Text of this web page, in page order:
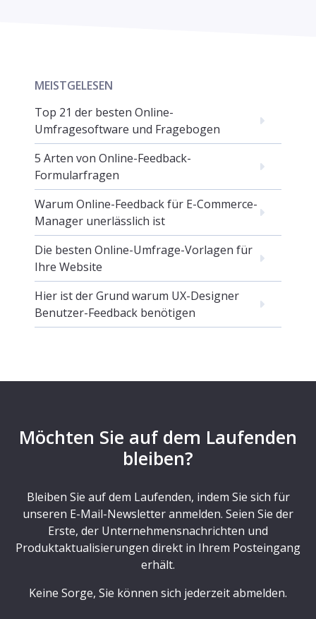
MEISTGELESEN
Top 21 der besten Online-
Umfragesoftware und Fragebogen
5 Arten von Online-Feedback-
Formularfragen
Warum Online-Feedback für E-Commerce-
Manager unerlässlich ist
Die besten Online-Umfrage-Vorlagen für
Ihre Website
Hier ist der Grund warum UX-Designer
Benutzer-Feedback benötigen
Möchten Sie auf dem Laufenden
bleiben?
Bleiben Sie auf dem Laufenden, indem Sie sich für
unseren E-Mail-Newsletter anmelden. Seien Sie der
Erste, der Unternehmensnachrichten und
Produktaktualisierungen direkt in Ihrem Posteingang
erhält.
Keine Sorge, Sie können sich jederzeit abmelden.